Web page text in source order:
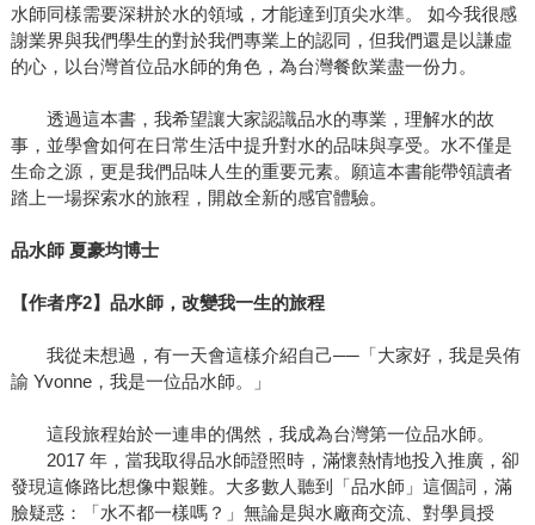
水師同樣需要深耕於水的領域，才能達到頂尖水準。 如今我很感
謝業界與我們學生的對於我們專業上的認同，但我們還是以謙虛
的心，以台灣首位品水師的角色，為台灣餐飲業盡一份力。
透過這本書，我希望讓大家認識品水的專業，理解水的故
事，並學會如何在日常生活中提升對水的品味與享受。水不僅是
生命之源，更是我們品味人生的重要元素。願這本書能帶領讀者
踏上一場探索水的旅程，開啟全新的感官體驗。
品水師 夏豪均博士
【作者序2】 品水師，改變我一生的旅程
我從未想過，有一天會這樣介紹自己──「大家好，我是吳侑
諭 Yvonne，我是一位品水師。」
這段旅程始於一連串的偶然，我成為台灣第一位品水師。
2017 年，當我取得品水師證照時，滿懷熱情地投入推廣，卻
發現這條路比想像中艱難。大多數人聽到「品水師」這個詞，滿
臉疑惑：「水不都一樣嗎？」無論是與水廠商交流、對學員授